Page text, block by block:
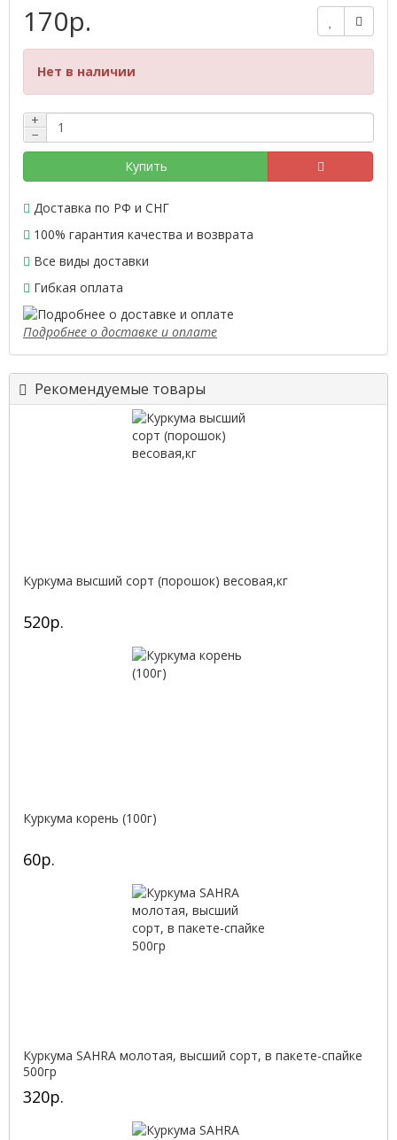
170р.
Нет в наличии
+
−
Купить
Доставка по РФ и СНГ
100% гарантия качества и возврата
Все виды доставки
Гибкая оплата
Подробнее о доставке и оплате
Рекомендуемые товары
Куркума высший сорт (порошок) весовая,кг
520р.
Куркума корень (100г)
60р.
Куркума SAHRA молотая, высший сорт, в пакете-спайке
500гр
320р.